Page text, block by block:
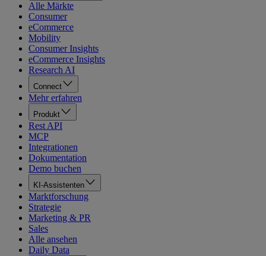
Alle Märkte
Consumer
eCommerce
Mobility
Consumer Insights
eCommerce Insights
Research AI
Connect
Mehr erfahren
Produkt
Rest API
MCP
Integrationen
Dokumentation
Demo buchen
KI-Assistenten
Marktforschung
Strategie
Marketing & PR
Sales
Alle ansehen
Daily Data